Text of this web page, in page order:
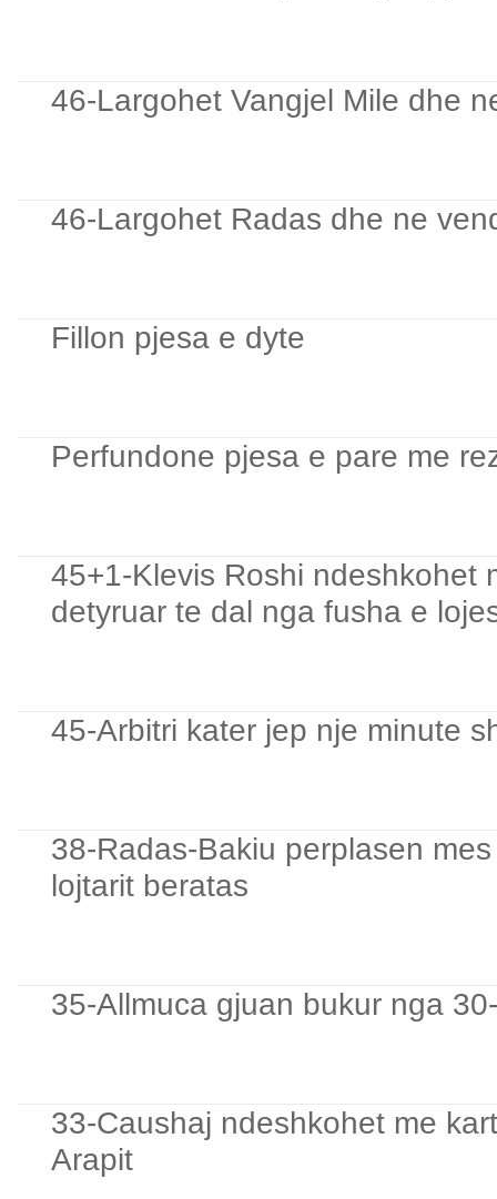
46-Largohet Vangjel Mile dhe
46-Largohet Radas dhe ne
Fillon pjesa e dyte
Perfundone pjesa e pare me
45+1-Klevis Roshi ndeshkohet
detyruar te dal nga fusha e
45-Arbitri kater jep nje minute
38-Radas-Bakiu perplasen
lojtarit beratas
35-Allmuca gjuan bukur nga
33-Caushaj ndeshkohet me
Arapit